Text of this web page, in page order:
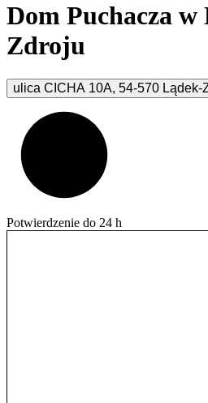
Dom Puchacza
Zdroju
ulica CICHA 10A, 54-570 Lądek-
Potwierdzenie do 24 h